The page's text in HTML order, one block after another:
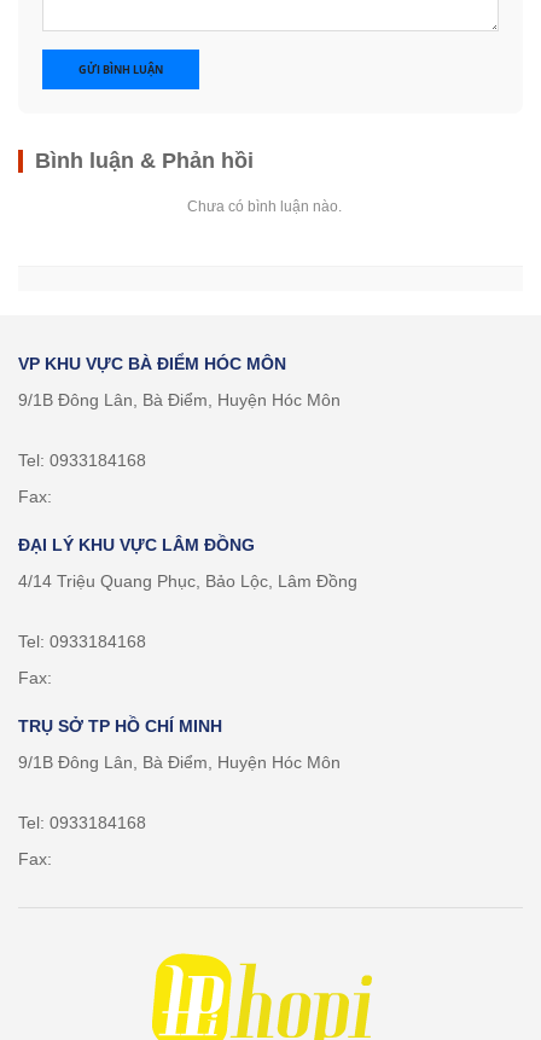
GỬI BÌNH LUẬN
Bình luận & Phản hồi
Chưa có bình luận nào.
VP KHU VỰC BÀ ĐIỂM HÓC MÔN
9/1B Đông Lân, Bà Điểm, Huyện Hóc Môn
Tel: 0933184168
Fax:
ĐẠI LÝ KHU VỰC LÂM ĐỒNG
4/14 Triệu Quang Phục, Bảo Lộc, Lâm Đồng
Tel: 0933184168
Fax:
TRỤ SỞ TP HỒ CHÍ MINH
9/1B Đông Lân, Bà Điểm, Huyện Hóc Môn
Tel: 0933184168
Fax: